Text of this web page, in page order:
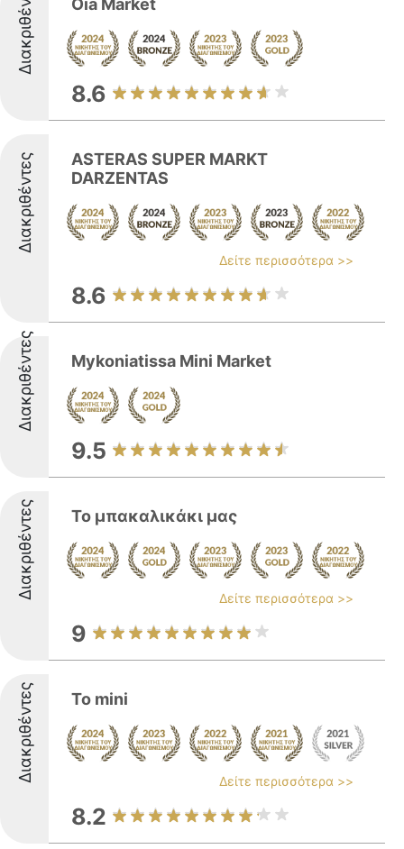
Διακριθέντες Oia Market
8.6
Διακριθέντες
ASTERAS SUPER MARKT
DARZENTAS
Δείτε περισσότερα >>
8.6
Διακριθέντες Mykoniatissa Mini Market
9.5
Διακριθέντες Το μπακαλικάκι μας
Δείτε περισσότερα >>
9
Διακριθέντες To mini
Δείτε περισσότερα >>
8.2